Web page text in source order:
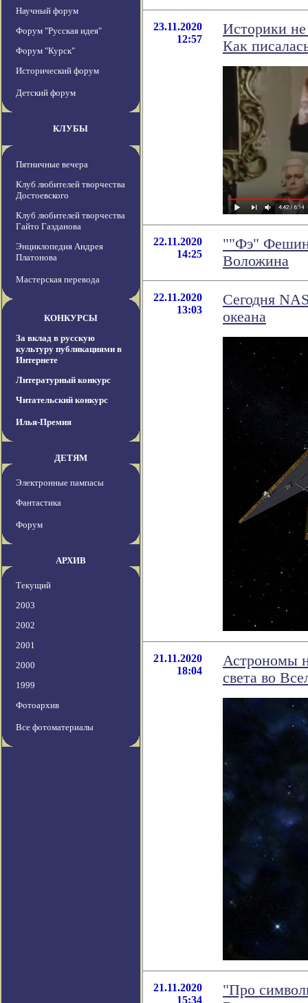
Научный форум
Форум "Русская идея"
Форум "Курск"
Исторический форум
Детский форум
КЛУБЫ
Пятничные вечера
Клуб любителей творчества
Достоевского
Клуб любителей творчества
Гайто Газданова
Энциклопедия Андрея
Платонова
Мастерская перевода
КОНКУРСЫ
За вклад в русскую
культуру публикациями в
Интернете
Литературный конкурс
Читательский конкурс
Илья-Премия
ДЕТЯМ
Электронные пампасы
Фантастика
Форум
АРХИВ
Текущий
2003
2002
2001
2000
1999
Фотоархив
Все фотоматериалы
23.11.2020
12:57
Историки
Как
22.11.2020
14:25
""Фэ"
Воложина
22.11.2020
13:03
Сегодня
океана
21.11.2020
18:04
Астрономы
света во
21.11.2020
15:34
"Про